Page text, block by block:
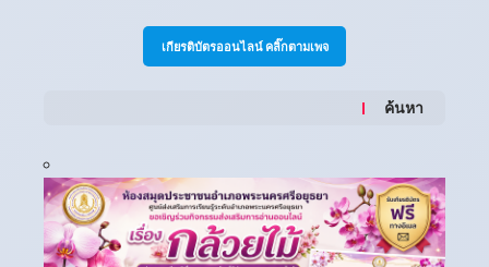
เกียรติบัตรออนไลน์ คลิ๊กตามเพจ
ค้นหา